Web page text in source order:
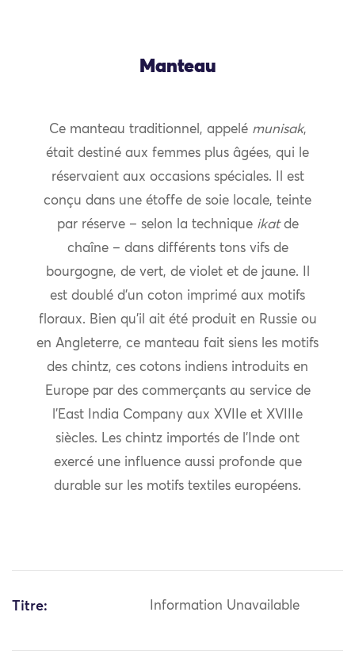
Manteau
Ce manteau traditionnel, appelé munisak,
était destiné aux femmes plus âgées, qui le
réservaient aux occasions spéciales. Il est
conçu dans une étoffe de soie locale, teinte
par réserve – selon la technique ikatde
chaîne – dans différents tons vifs de
bourgogne, de vert, de violet et de jaune. Il
est doublé d’un coton imprimé aux motifs
floraux. Bien qu’il ait été produit en Russie ou
en Angleterre, ce manteau fait siens les motifs
des chintz, ces cotons indiens introduits en
Europe par des commerçants au service de
l’East India Company aux XVIIe et XVIIIe
siècles. Les chintz importés de l’Inde ont
exercé une influence aussi profonde que
durable sur les motifs textiles européens.
Titre: Information Unavailable